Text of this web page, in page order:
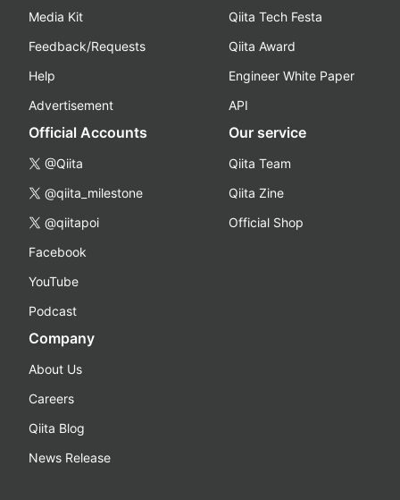
Media Kit
Feedback/Requests
Help
Advertisement
Qiita Tech Festa
Qiita Award
Engineer White Paper
API
Official Accounts
@Qiita
@qiita_milestone
@qiitapoi
Facebook
YouTube
Podcast
Our service
Qiita Team
Qiita Zine
Official Shop
Company
About Us
Careers
Qiita Blog
News Release